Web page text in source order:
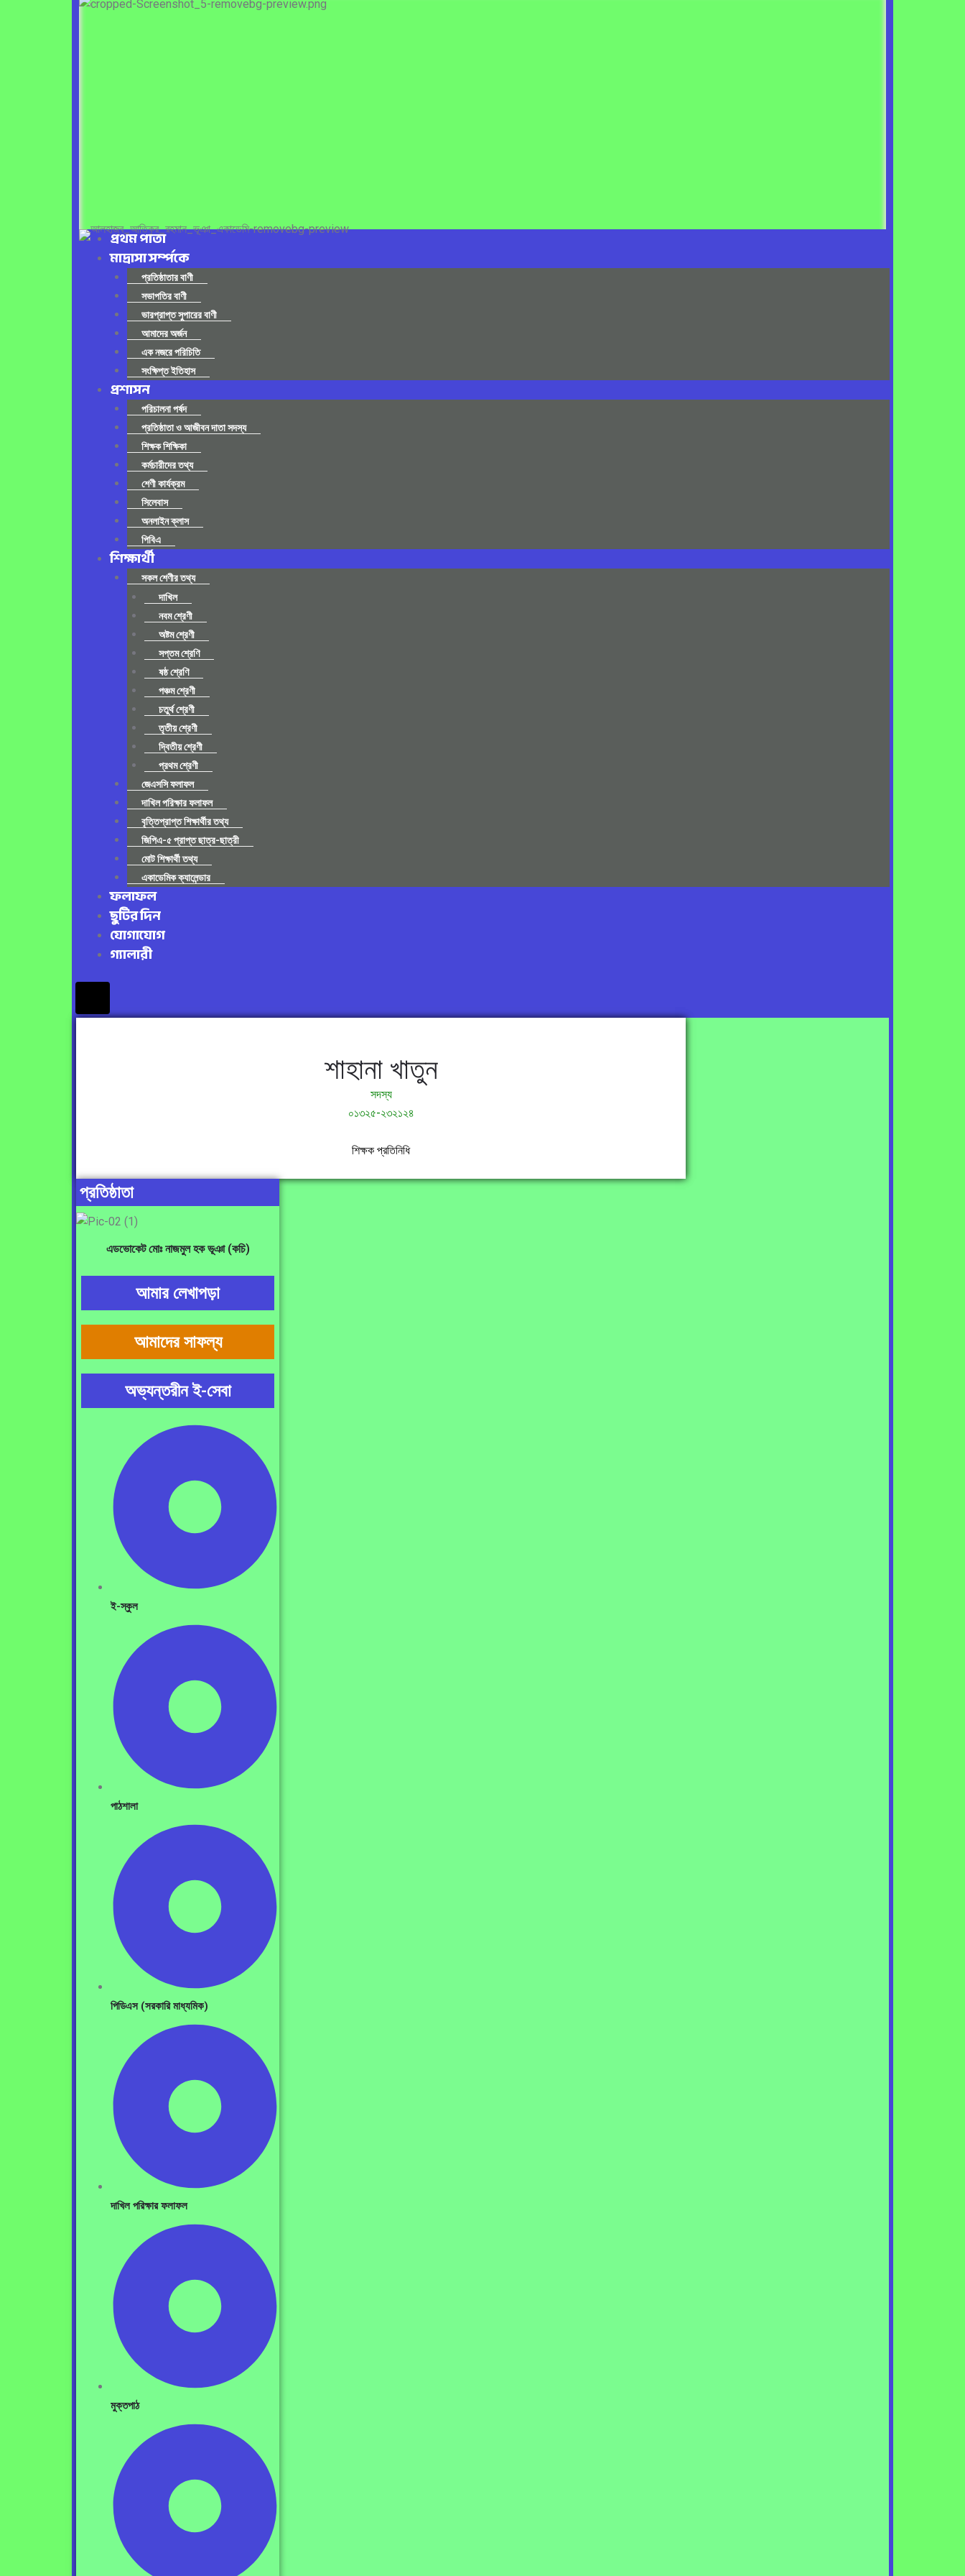
প্রথম পাতা
মাদ্রাসা সর্ম্পকে
প্রতিষ্ঠাতার বাণী
সভাপতির বাণী
ভারপ্রাপ্ত সুপারের বাণী
আমাদের অর্জন
এক নজরে পরিচিতি
সংক্ষিপ্ত ইতিহাস
প্রশাসন
পরিচালনা পর্ষদ
প্রতিষ্ঠাতা ও আজীবন দাতা সদস্য
শিক্ষক শিক্ষিকা
কর্মচারীদের তথ্য
শেণী কার্যক্রম
সিলেবাস
অনলাইন ক্লাস
পিবিএ
শিক্ষার্থী
সকল শেণীর তথ্য
দাখিল
নবম শ্রেণী
অষ্টম শ্রেণী
সপ্তম শ্রেণি
ষষ্ঠ শ্রেণি
পঞ্চম শ্রেণী
চতুর্থ শ্রেণী
তৃতীয় শ্রেণী
দ্বিতীয় শ্রেণী
প্রথম শ্রেণী
জেএসসি ফলাফল
দাখিল পরিক্ষার ফলাফল
বৃত্তিপ্রাপ্ত শিক্ষার্থীর তথ্য
জিপিএ-৫ প্রাপ্ত ছাত্র-ছাত্রী
মোট শিক্ষার্থী তথ্য
একাডেমিক ক্যালেন্ডার
ফলাফল
ছুটির দিন
যোগাযোগ
গ্যালারী
Menu
শাহানা খাতুন
সদস্য
০১৩২৫-২৩২১২৪
শিক্ষক প্রতিনিধি
প্রতিষ্ঠাতা
এডভোকেট মোঃ নাজমুল হক ভূঞা (কচি)
আমার লেখাপড়া
আমাদের সাফল্য
অভ্যন্তরীন ই-সেবা
ই-স্কুল
পাঠশালা
পিডিএস (সরকারি মাধ্যমিক)
দাখিল পরিক্ষার ফলাফল
মুক্তপাঠ